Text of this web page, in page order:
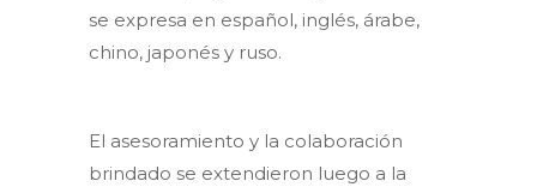
se expresa en español, inglés, árabe,
chino, japonés y ruso.
El asesoramiento y la colaboración
brindado se extendieron luego a la